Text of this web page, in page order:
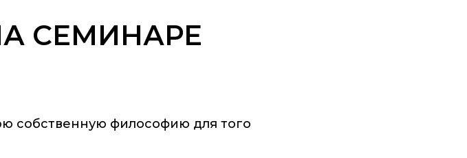
СЕМИНАРЕ
собственную философию для того